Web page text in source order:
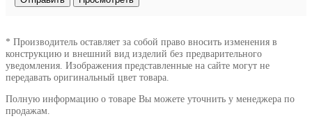
* Производитель оставляет за собой право вносить изменения в
конструкцию и внешний вид изделий без предварительного
уведомления. Изображения представленные на сайте могут не
передавать оригинальный цвет товара.
Полную информацию о товаре Вы можете уточнить у менеджера по
продажам.